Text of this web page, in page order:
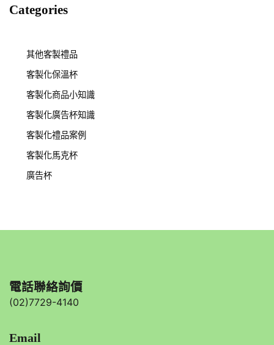
Categories
其他客製禮品
客製化保溫杯
客製化商品小知識
客製化廣告杯知識
客製化禮品案例
客製化馬克杯
廣告杯
電話聯絡詢價
(02)7729-4140
Email